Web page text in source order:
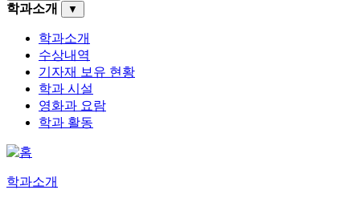
학과소개 ▼
학과소개
수상내역
기자재 보유 현황
학과 시설
영화과 요람
학과 활동
학과소개